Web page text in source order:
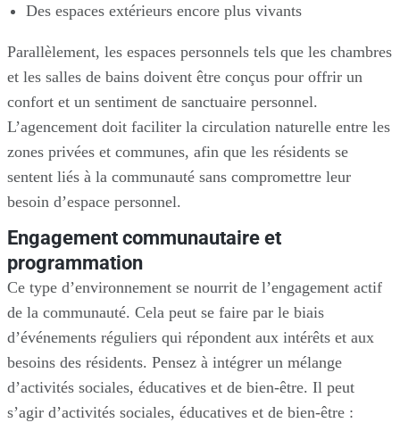
Des espaces extérieurs encore plus vivants
Parallèlement, les espaces personnels tels que les chambres
et les salles de bains doivent être conçus pour offrir un
confort et un sentiment de sanctuaire personnel.
L’agencement doit faciliter la circulation naturelle entre les
zones privées et communes, afin que les résidents se
sentent liés à la communauté sans compromettre leur
besoin d’espace personnel.
Engagement communautaire et
programmation
Ce type d’environnement se nourrit de l’engagement actif
de la communauté. Cela peut se faire par le biais
d’événements réguliers qui répondent aux intérêts et aux
besoins des résidents. Pensez à intégrer un mélange
d’activités sociales, éducatives et de bien-être. Il peut
s’agir d’activités sociales, éducatives et de bien-être :